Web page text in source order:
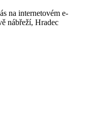
na internetovém e-
nábřeží, Hradec